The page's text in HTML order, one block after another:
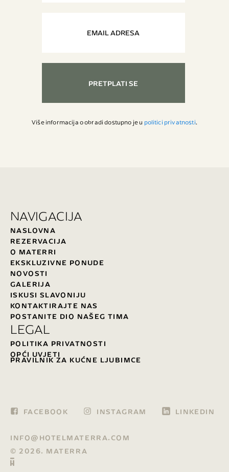
PRETPLATI SE
Više informacija o obradi dostupno je u politici privatnosti.
NAVIGACIJA
NASLOVNA
REZERVACIJA
O MATERRI
EKSKLUZIVNE PONUDE
NOVOSTI
GALERIJA
ISKUSI SLAVONIJU
KONTAKTIRAJTE NAS
POSTANITE DIO NAŠEG TIMA
LEGAL
POLITIKA PRIVATNOSTI
OPĆI UVJETI
PRAVILNIK ZA KUĆNE LJUBIMCE
FACEBOOK INSTAGRAM LINKEDIN
INFO@HOTELMATERRA.COM
© 2026. MATERRA